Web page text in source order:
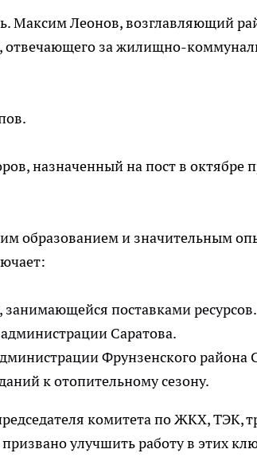
Максим Леонов, возглавляющий
отвечающего за жилищно-
назначенный на пост в октябре
образованием и значительным
поставками ресурсов.
Саратова.
Фрунзенского района
к отопительному сезону.
комитета по ЖКХ, ТЭК,
улучшить работу в этих